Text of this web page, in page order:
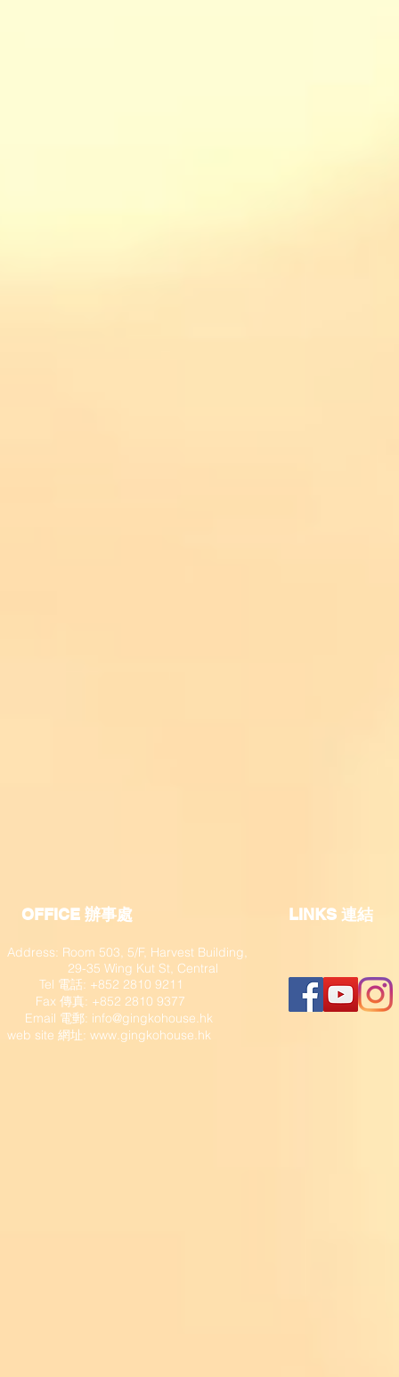
OFFICE 辦事處
Address: Room 503, 5/F, Harvest Building,
29-35 Wing Kut St, Central
Tel 電話: +852 2810 9211
Fax 傳真: +852 2810 9377
​ Email 電郵: info@gingkohouse.hk
web site 網址: www.gingkohouse.hk
​LINKS 連結